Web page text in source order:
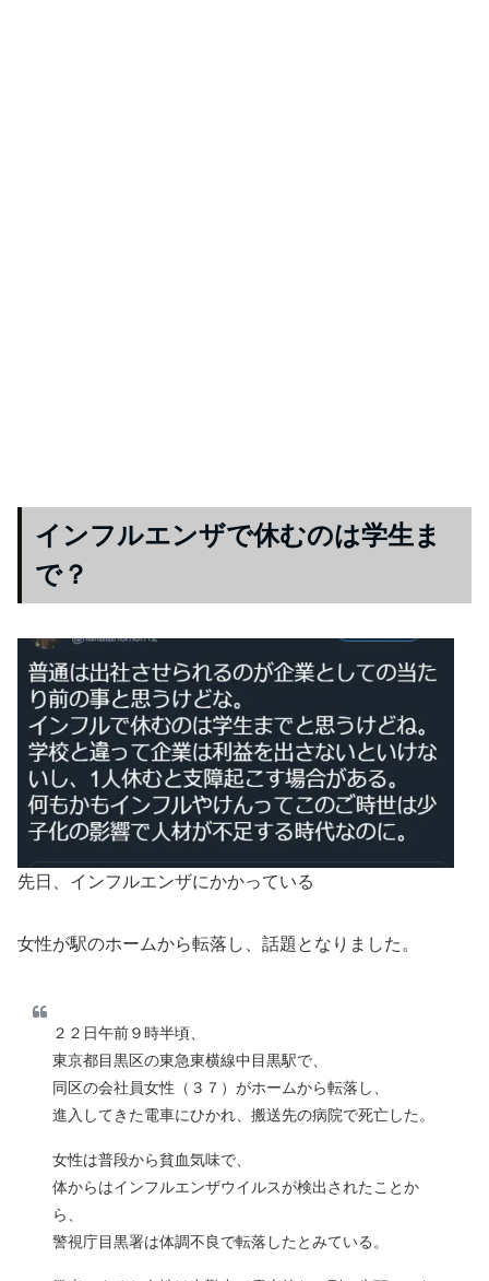
インフルエンザで休むのは学生ま
で？
先日、インフルエンザにかかっている
女性が駅のホームから転落し、話題となりました。
２２日午前９時半頃、
東京都目黒区の東急東横線中目黒駅で、
同区の会社員女性（３７）がホームから転落し、
進入してきた電車にひかれ、搬送先の病院で死亡した。
女性は普段から貧血気味で、
体からはインフルエンザウイルスが検出されたことか
ら、
警視庁目黒署は体調不良で転落したとみている。